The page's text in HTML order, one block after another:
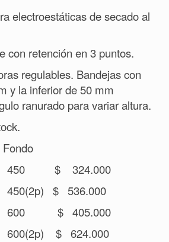
electroestáticas de secado al
con retención en 3 puntos.
regulables. Bandejas con
y la inferior de 50 mm
ranurado para variar altura.
Fondo
450 $
324.000
450(2p) $ 536.000
600 $ 405.000
600(2p) $ 624.000